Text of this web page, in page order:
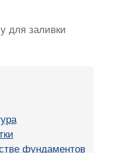
для заливки
фундаментов